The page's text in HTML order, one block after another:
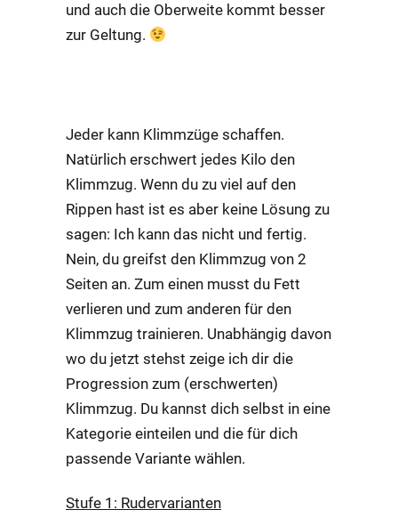
und auch die Oberweite kommt besser
zur Geltung.
Jeder kann Klimmzüge schaffen.
Natürlich erschwert jedes Kilo den
Klimmzug. Wenn du zu viel auf den
Rippen hast ist es aber keine Lösung zu
sagen: Ich kann das nicht und fertig.
Nein, du greifst den Klimmzug von 2
Seiten an. Zum einen musst du Fett
verlieren und zum anderen für den
Klimmzug trainieren. Unabhängig davon
wo du jetzt stehst zeige ich dir die
Progression zum (erschwerten)
Klimmzug. Du kannst dich selbst in eine
Kategorie einteilen und die für dich
passende Variante wählen.
Stufe 1: Rudervarianten